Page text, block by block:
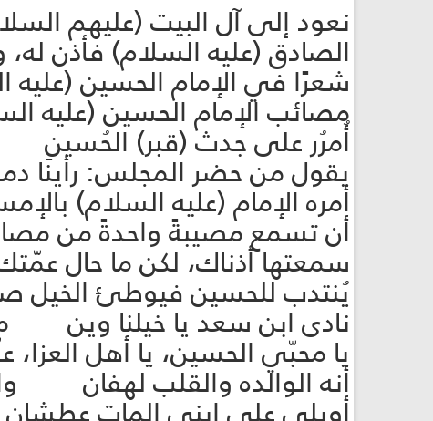
نعود إلى آل البيت (عليهم
الصادق (عليه السلام) فأذن
شعرًا في الإمام الحسين (عليه
مصائب الإمام الحسين (عليه
أُمرُر على جدث (قبر) الحُسينِ
يقول من حضر المجلس: رأينا
أمره الإمام (عليه السلام)
أن تسمع مصيبةً واحدةً من
سمعتها أذناك، لكن ما حال
يُنتدب للحسين فيوطئ الخيل
نادى ابن سعد يا خيلنا
يا محبّي الحسين، يا أهل
أنه الوالده والقلب لهفان